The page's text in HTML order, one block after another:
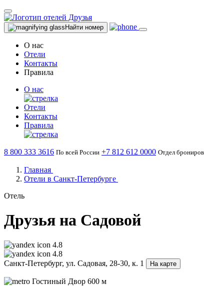
Найти номер
О нас
Отели
Контакты
Правила
О нас
Отели
Контакты
Правила
8 800 333 3616 По всей России +7 812 612 0000 Отдел
Главная
Отели в Санкт-Петербурге
Отель
Друзья на Садовой
4.8
4.8
Санкт-Петербург, ул. Садовая, 28-30, к. 1
На карте
Гостиный Двор 600 м